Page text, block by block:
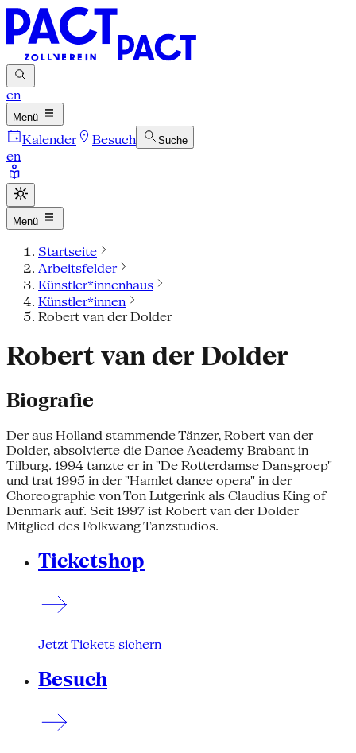
en
Menü
Kalender Besuch Suche
en
Menü
Startseite
Arbeitsfelder
Künstler*innenhaus
Künstler*innen
Robert van der Dolder
Robert van der Dolder
Biografie
Der aus Holland stammende Tänzer, Robert van der
Dolder, absolvierte die Dance Academy Brabant in
Tilburg. 1994 tanzte er in "De Rotterdamse Dansgroep"
und trat 1995 in der "Hamlet dance opera" in der
Choreographie von Ton Lutgerink als Claudius King of
Denmark auf. Seit 1997 ist Robert van der Dolder
Mitglied des Folkwang Tanzstudios.
Ticketshop
Jetzt Tickets sichern
Besuch